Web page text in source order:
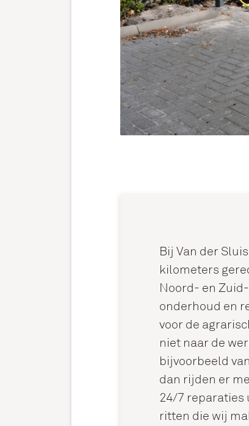
Bij Van der
kilometers
Noord- en
onderhoud en
voor de
niet naar de
bijvoorbeeld
dan rijden er
24/7 reparaties
ritten die wij